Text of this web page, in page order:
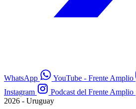
WhatsApp YouTube - Frente Amplio
Instagram
Podcast del Frente Amplio
2026 - Uruguay